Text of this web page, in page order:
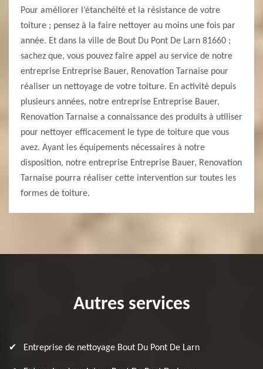
Pour améliorer l’étanchéité et la résistance de votre
toiture ; pensez à la faire nettoyer au moins une fois par
année. Et dans la ville de Bout Du Pont De Larn 81660 ;
sachez que, vous pouvez faire appel au service de notre
entreprise Entreprise Bauer, Renovation Tarnaise pour
réaliser un nettoyage de votre toiture. En activité depuis
plusieurs années, notre entreprise Entreprise Bauer,
Renovation Tarnaise a connaissance des produits à utiliser
pour nettoyer efficacement le type de toiture que vous
avez. Ayant les équipements nécessaires à notre
disposition, notre entreprise Entreprise Bauer, Renovation
Tarnaise pourra réaliser cette intervention sur toutes les
formes de toiture.
Autres services
Entreprise de nettoyage Bout Du Pont De Larn